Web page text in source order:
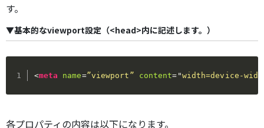
す。
▼基本的なviewport設定（<head>内に記述します。）
<meta name=”viewport” content= "width=device-
各プロパティの内容は以下になります。